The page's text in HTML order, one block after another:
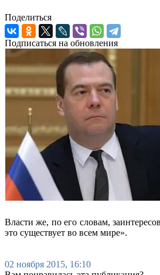
Поделиться
Подписаться на обновления
Власти же, по его словам,
это существует во всем мире».
02 ноября 2015, 16:10